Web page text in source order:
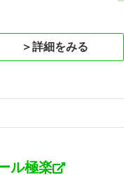
＞詳細をみる
ル極楽